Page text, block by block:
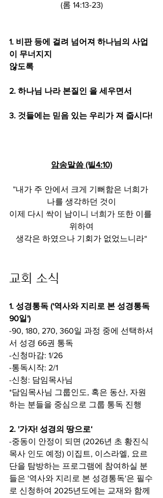
(롬 14:13-23)
1. 비판 등에 걸려 넘어져 하나님의 사업
이 무너지지
않도록
2. 하나님 나라 본질인 을 세우면서
3. 것들에는 믿음 있는 우리가 져 줍시다!
암송말씀 (빌4:10)
”내가 주 안에서 크게 기뻐함은 너희가
나를 생각하던 것이
이제 다시 싹이 남이니 너희가 또한 이를
위하여
생각은 하였으나 기회가 없었느니라“
교회 소식
1. 성경통독 ('역사와 지리로 본 성경통독
90일')
-90, 180, 270, 360일 과정 중에 선택하셔
서 성경 66권 통독
-신청마감: 1/26
-통독시작: 2/1
-신청: 담임목사님
*담임목사님 그룹인도, 혹은 동산, 자원
하는 분들을 중심으로 그룹 통독 진행
2. '가자! 성경의 땅으로‘
-중동이 안정이 되면 (2026년 초 황진식
목사 인도 예정) 이집트, 이스라엘, 요르
단을 탐방하는 프로그램에 참여하실 분
들은 '역사와 지리로 본 성경통독'은 필수
로 신청하여 2025년도에는 교재와 함께